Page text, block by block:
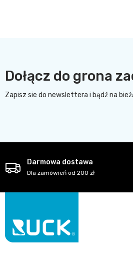
Dołącz do grona
Zapisz sie do newslettera i bądź na
Darmowa dostawa
Dla zamówień od 200 zł